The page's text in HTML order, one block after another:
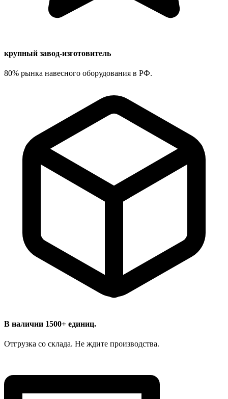
крупный завод-изготовитель
80% рынка навесного оборудования в РФ.
В наличии 1500+ единиц.
Отгрузка со склада. Не ждите производства.